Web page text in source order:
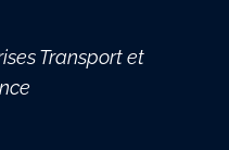
Transport et